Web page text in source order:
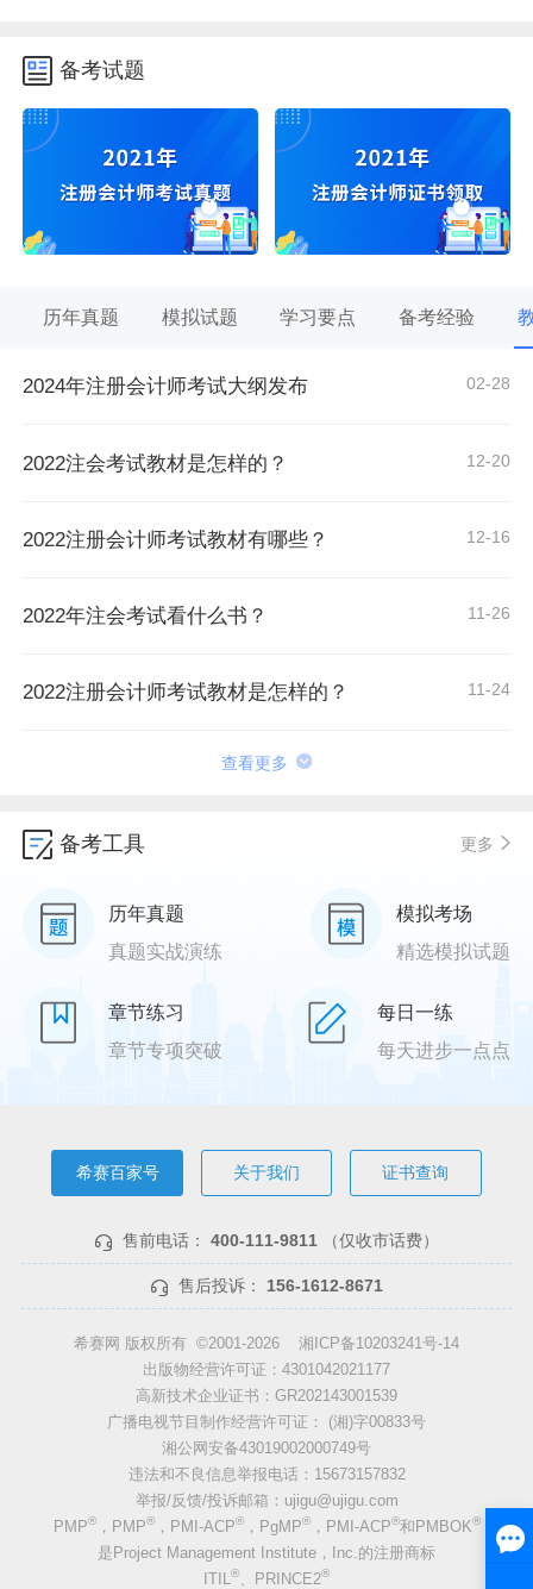
备考试题
历年真题 模拟试题 学习要点 备考经验
2024年注册会计师考试大纲发布 02-28
2022注会考试教材是怎样的？ 12-20
2022注册会计师考试教材有哪些？ 12-16
2022年注会考试看什么书？ 11-26
2022注册会计师考试教材是怎样的？ 11-24
查看更多
备考工具 更多
历年真题
真题实战演练
模拟考场
精选模拟试题
章节练习
章节专项突破
每日一练
每天进步一点点
希赛百家号 关于我们 证书查询
售前电话： 400-111-9811 （仅收市话费）
售后投诉： 156-1612-8671
希赛网 版权所有 ©2001-2026 湘ICP备10203241号-14
出版物经营许可证：4301042021177
高新技术企业证书：GR202143001539
广播电视节目制作经营许可证： (湘)字00833号
湘公网安备43019002000749号
违法和不良信息举报电话：15673157832
举报/反馈/投诉邮箱：ujigu@ujigu.com
PMP®，PMP®，PMI-ACP®，PgMP®，PMI-ACP®和PMBOK®
是Project Management Institute，Inc.的注册商标
ITIL®、PRINCE2®